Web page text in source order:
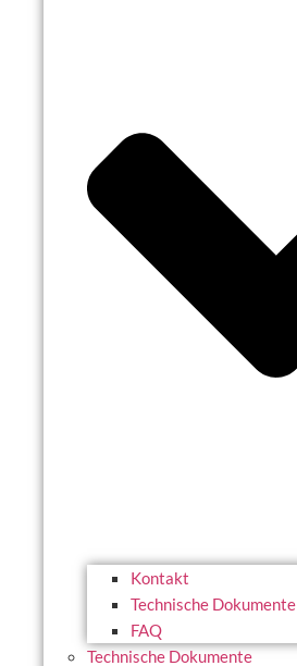
Kontakt
Technische Dokumente
FAQ
Technische Dokumente